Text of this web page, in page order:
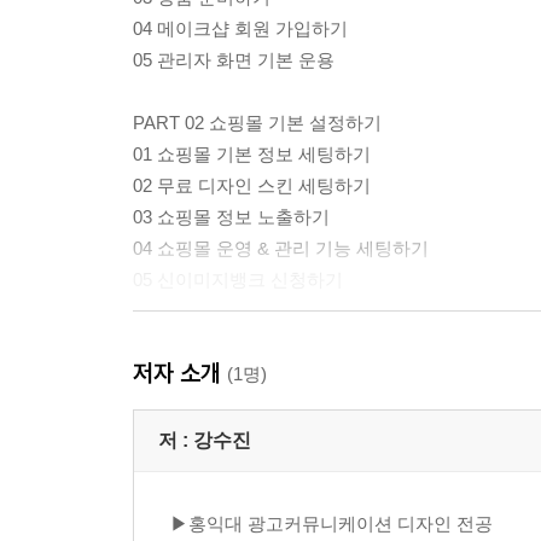
04 메이크샵 회원 가입하기
05 관리자 화면 기본 운용
PART 02 쇼핑몰 기본 설정하기
01 쇼핑몰 기본 정보 세팅하기
02 무료 디자인 스킨 세팅하기
03 쇼핑몰 정보 노출하기
04 쇼핑몰 운영 & 관리 기능 세팅하기
01 상품 분류 등록하기
02 상품 이미지 준비하기
03 상품 등록하기
06 상품 옵션 설정하기
저자 소개 (1명)
저 : 강수진
▶홍익대 광고커뮤니케이션 디자인 전공